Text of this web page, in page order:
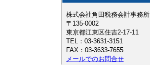
株式会社角田税務会計事務所
〒135-0002
東京都江東区住吉2-17-11
TEL：03-3631-3151
FAX：03-3633-7655
メールでのお問合せ